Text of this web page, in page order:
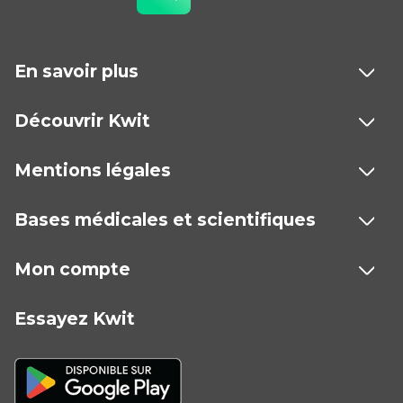
En savoir plus
Découvrir Kwit
Mentions légales
Bases médicales et scientifiques
Mon compte
Essayez Kwit